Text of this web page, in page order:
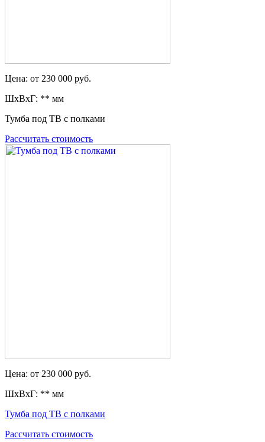
Цена: от 230 000 руб.
ШxВxГ: ** мм
Тумба под ТВ с полками
Рассчитать стоимость
Цена: от 230 000 руб.
ШxВxГ: ** мм
Тумба под ТВ с полками
Рассчитать стоимость